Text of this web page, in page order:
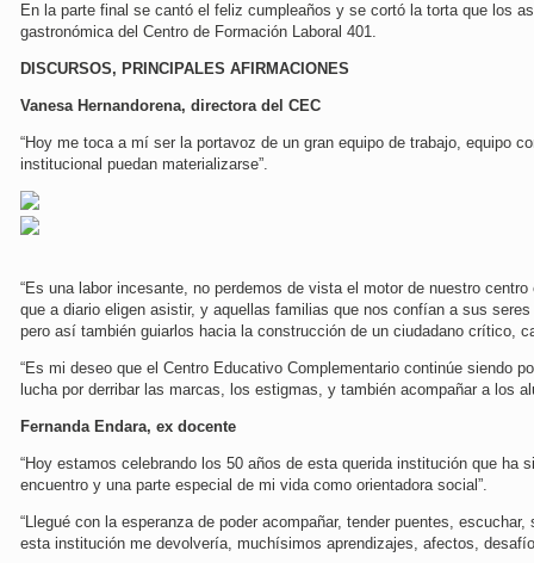
En la parte final se cantó el feliz cumpleaños y se cortó la torta que los
gastronómica del Centro de Formación Laboral 401.
DISCURSOS, PRINCIPALES AFIRMACIONES
Vanesa Hernandorena, directora del CEC
“Hoy me toca a mí ser la portavoz de un gran equipo de trabajo, equipo
institucional puedan materializarse”.
“Es una labor incesante, no perdemos de vista el motor de nuestro
que a diario eligen asistir, y aquellas familias que nos confían a sus
pero así también guiarlos hacia la construcción de un ciudadano crítico,
“Es mi deseo que el Centro Educativo Complementario continúe siendo
lucha por derribar las marcas, los estigmas, y también acompañar a los
Fernanda Endara, ex docente
“Hoy estamos celebrando los 50 años de esta querida institución que ha
encuentro y una parte especial de mi vida como orientadora social”.
“Llegué con la esperanza de poder acompañar, tender puentes,
esta institución me devolvería, muchísimos aprendizajes, afectos,